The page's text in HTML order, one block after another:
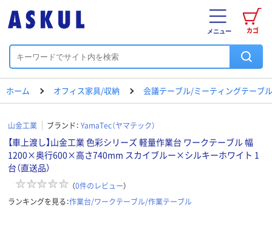
カゴ
メニュー
ホーム オフィス家具/収納 会議テーブル/ミーティングテーブル
山金工業 ブランド： YamaTec（ヤマテック）
【車上渡し】山金工業 色彩シリーズ 軽量作業台 ワークテーブル 幅
1200×奥行600×高さ740mm スカイブルー×シルキーホワイト 1
台（直送品）
（0件のレビュー）
ランキングを見る：作業台/ワークテーブル/作業テーブル